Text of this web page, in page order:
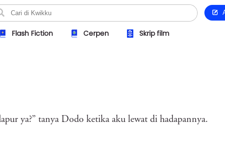
Flash Fiction Cerpen Skrip film
ya?” tanya Dodo ketika aku lewat di hadapannya.